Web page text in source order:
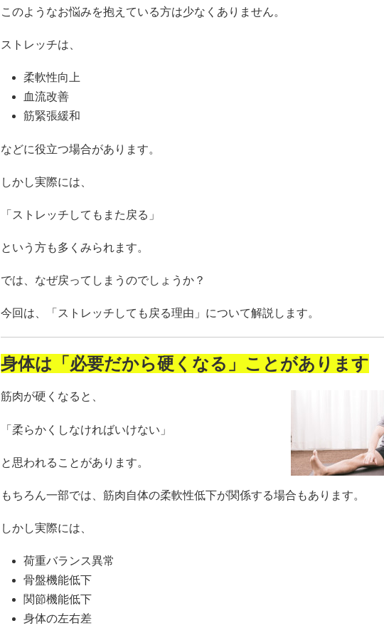
このようなお悩みを抱えている方は少なくありません。
ストレッチは、
柔軟性向上
血流改善
筋緊張緩和
などに役立つ場合があります。
しかし実際には、
「ストレッチしてもまた戻る」
という方も多くみられます。
では、なぜ戻ってしまうのでしょうか？
今回は、「ストレッチしても戻る理由」について解説します。
身体は「必要だから硬くなる」ことがあります
筋肉が硬くなると、
「柔らかくしなければいけない」
と思われることがあります。
もちろん一部では、筋肉自体の柔軟性低下が関係する場合もあります。
しかし実際には、
荷重バランス異常
骨盤機能低下
関節機能低下
身体の左右差